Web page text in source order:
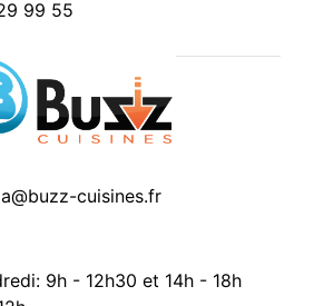
99 55
cuisines.fr
9h - 12h30 et 14h - 18h